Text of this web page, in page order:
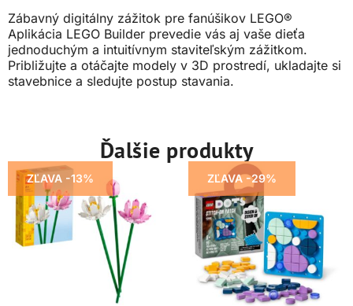
Zábavný digitálny zážitok pre fanúšikov LEGO®
Aplikácia LEGO Builder prevedie vás aj vaše dieťa
jednoduchým a intuitívnym staviteľským zážitkom.
Približujte a otáčajte modely v 3D prostredí, ukladajte si
stavebnice a sledujte postup stavania.
Ďalšie produkty
ZĽAVA -13% ZĽAVA -29%